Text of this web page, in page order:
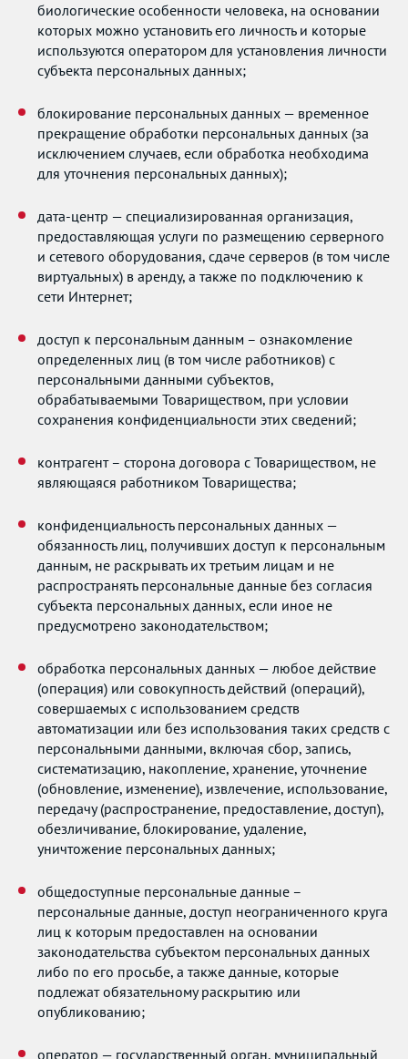
биологические особенности человека, на основании
которых можно установить его личность и которые
используются оператором для установления личности
субъекта персональных данных;
блокирование персональных данных — временное
прекращение обработки персональных данных (за
исключением случаев, если обработка необходима
для уточнения персональных данных);
дата-центр — специализированная организация,
предоставляющая услуги по размещению серверного
и сетевого оборудования, сдаче серверов (в том числе
виртуальных) в аренду, а также по подключению к
сети Интернет;
доступ к персональным данным – ознакомление
определенных лиц (в том числе работников) с
персональными данными субъектов,
обрабатываемыми Товариществом, при условии
сохранения конфиденциальности этих сведений;
контрагент – сторона договора с Товариществом, не
являющаяся работником Товарищества;
конфиденциальность персональных данных —
обязанность лиц, получивших доступ к персональным
данным, не раскрывать их третьим лицам и не
распространять персональные данные без согласия
субъекта персональных данных, если иное не
предусмотрено законодательством;
обработка персональных данных — любое действие
(операция) или совокупность действий (операций),
совершаемых с использованием средств
автоматизации или без использования таких средств с
персональными данными, включая сбор, запись,
систематизацию, накопление, хранение, уточнение
(обновление, изменение), извлечение, использование,
передачу (распространение, предоставление, доступ),
обезличивание, блокирование, удаление,
уничтожение персональных данных;
общедоступные персональные данные –
персональные данные, доступ неограниченного круга
лиц к которым предоставлен на основании
законодательства субъектом персональных данных
либо по его просьбе, а также данные, которые
подлежат обязательному раскрытию или
опубликованию;
оператор — государственный орган, муниципальный